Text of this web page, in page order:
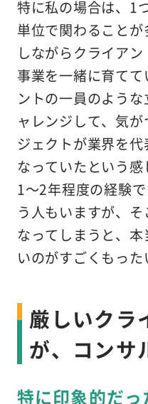
特に私の場合は、1
単位で関わること
しながらクライアン
事業を一緒に育て
ントの一員のよう
ャレンジして、気
ジェクトが業界を
なっていたという感
1～2年程度の経験
う人もいますが、
なってしまうと、
いのがすごくもった
厳しいクラ
が、コンサ
特に印象的だ